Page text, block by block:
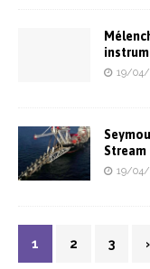
19/04/
Stream
19/04/
1 2 3